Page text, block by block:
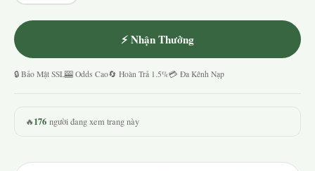
⚡ Nhận Thưởng
🔒 Bảo Mật SSL🎰 Odds Cao🔄 Hoàn Trả 1.5%💳 Đa Kênh Nạp
🔥176 người đang xem trang này